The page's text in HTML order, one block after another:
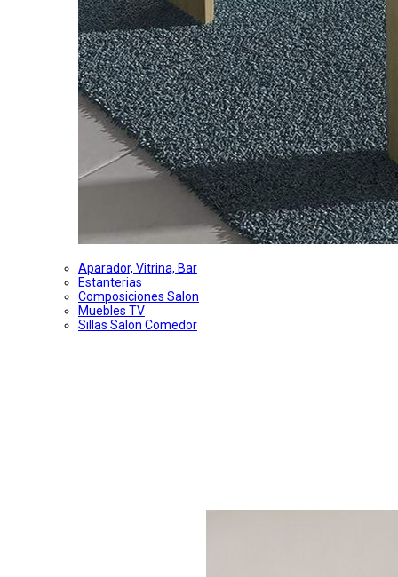
Aparador, Vitrina, Bar
Estanterias
Composiciones Salon
Muebles TV
Sillas Salon Comedor